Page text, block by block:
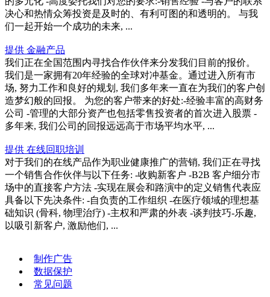
决心和热情众筹投资是及时的、有利可图的和透明的。 与我
们一起开始一个成功的未来, ...
提供 金融产品
我们正在全国范围内寻找合作伙伴来分发我们目前的报价。
我们是一家拥有20年经验的全球对冲基金。通过进入所有市
场, 努力工作和良好的规划, 我们多年来一直在为我们的客户创
造梦幻般的回报。 为您的客户带来的好处:-经验丰富的高财务
公司 -管理的大部分资产也包括零售投资者的首次进入股票 -
多年来, 我们公司的回报远远高于市场平均水平, ...
提供 在线回职培训
对于我们的在线产品作为职业健康推广的营销, 我们正在寻找
一个销售合作伙伴与以下任务: -收购新客户 -B2B 客户细分市
场中的直接客户方法 -实现在展会和路演中的定义销售代表应
具备以下先决条件: -自负责的工作组织 -在医疗领域的理想基
础知识 (骨科, 物理治疗) -主权和严肃的外表 -谈判技巧-乐趣,
以吸引新客户, 激励他们, ...
制作广告
数据保护
常见问题